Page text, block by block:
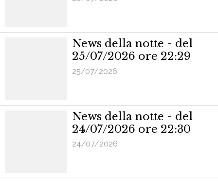
News della notte - del
25/07/2026 ore 22:29
25/07/2026
News della notte - del
24/07/2026 ore 22:30
24/07/2026